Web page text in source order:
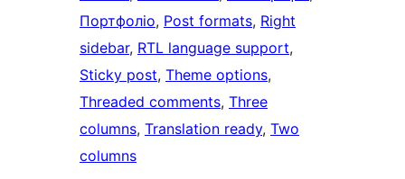
Портфоліо, Post formats, Right
sidebar, RTL language support
Sticky post, Theme options
Threaded comments, Three
columns, Translation ready, Two
columns